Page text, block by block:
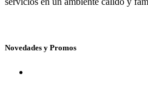
Novedades y Promos